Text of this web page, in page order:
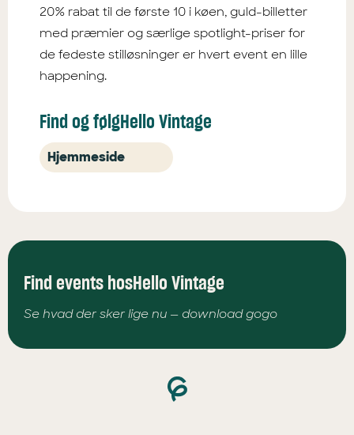
20% rabat til de første 10 i køen, guld-billetter
med præmier og særlige spotlight-priser for
de fedeste stilløsninger er hvert event en lille
happening.
Find og følgHello Vintage
Hjemmeside
Find events hosHello Vintage
Se hvad der sker lige nu — download gogo